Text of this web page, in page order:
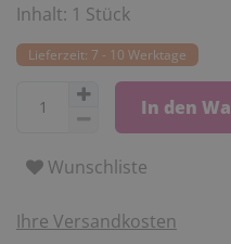
Inhalt: 1 Stück
Lieferzeit: 7 - 10 Werktage
In den
Wunschliste
Ihre Versandkosten